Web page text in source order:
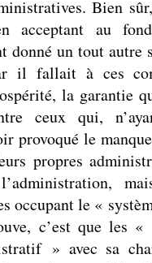
Bien
acceptant au
donné un tout autre
il fallait à ces
la garantie
ceux qui,
provoqué le
propres
occupant le «
c’est que les
» avec sa